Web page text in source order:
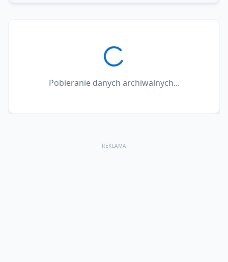
Pobieranie danych archiwalnych...
REKLAMA